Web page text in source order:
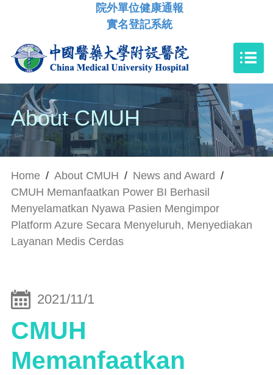
院外單位健康通報
實名登記系統
About CMUH
Home / About CMUH / News and Award /
CMUH Memanfaatkan Power BI Berhasil
Menyelamatkan Nyawa Pasien Mengimpor
Platform Azure Secara Menyeluruh, Menyediakan
Layanan Medis Cerdas
2021/11/1
CMUH
Memanfaatkan